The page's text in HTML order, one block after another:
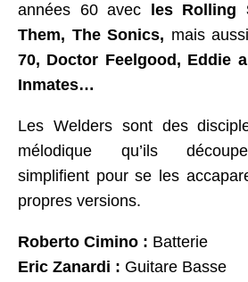
années 60 avec
les Rolling
Them, The Sonics, mais
70, Doctor Feelgood, Eddie
Inmates…
Les Welders sont des
mélodique qu’ils
simplifient pour se les
propres versions.
Roberto Cimino : Batterie
Eric Zanardi : Guitare Basse